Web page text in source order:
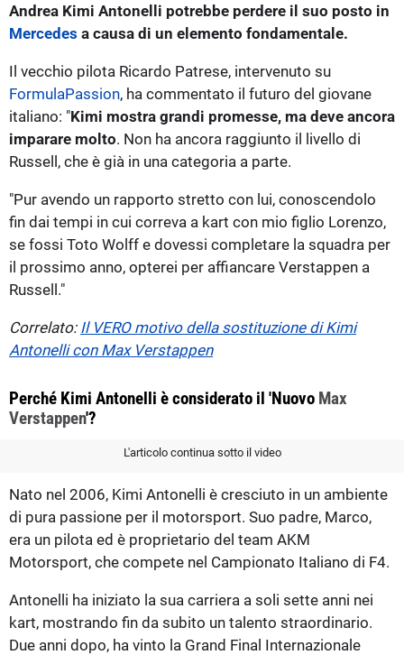
Andrea Kimi Antonelli potrebbe perdere il suo posto in
Mercedes a causa di un elemento fondamentale.
Il vecchio pilota Ricardo Patrese, intervenuto su
FormulaPassion, ha commentato il futuro del giovane
italiano: "Kimi mostra grandi promesse, ma deve ancora
imparare molto. Non ha ancora raggiunto il livello di
Russell, che è già in una categoria a parte.
"Pur avendo un rapporto stretto con lui, conoscendolo
fin dai tempi in cui correva a kart con mio figlio Lorenzo,
se fossi Toto Wolff e dovessi completare la squadra per
il prossimo anno, opterei per affiancare Verstappen a
Russell."
Correlato: Il VERO motivo della sostituzione di Kimi
Antonelli con Max Verstappen
Perché Kimi Antonelli è considerato il 'Nuovo Max
Verstappen'?
L'articolo continua sotto il video
Nato nel 2006, Kimi Antonelli è cresciuto in un ambiente
di pura passione per il motorsport. Suo padre, Marco,
era un pilota ed è proprietario del team AKM
Motorsport, che compete nel Campionato Italiano di F4.
Antonelli ha iniziato la sua carriera a soli sette anni nei
kart, mostrando fin da subito un talento straordinario.
Due anni dopo, ha vinto la Grand Final Internazionale